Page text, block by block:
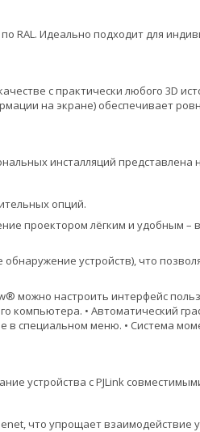
Идеально подходит для
с практически любого 3D
на экране) обеспечивает
инсталляций
опций.
проектором лёгким и удобным
устройств), что
можно настроить интерфейс
компьютера. • Автоматический
в специальном меню. • Система
устройства с PJLink
что упрощает взаимодействие